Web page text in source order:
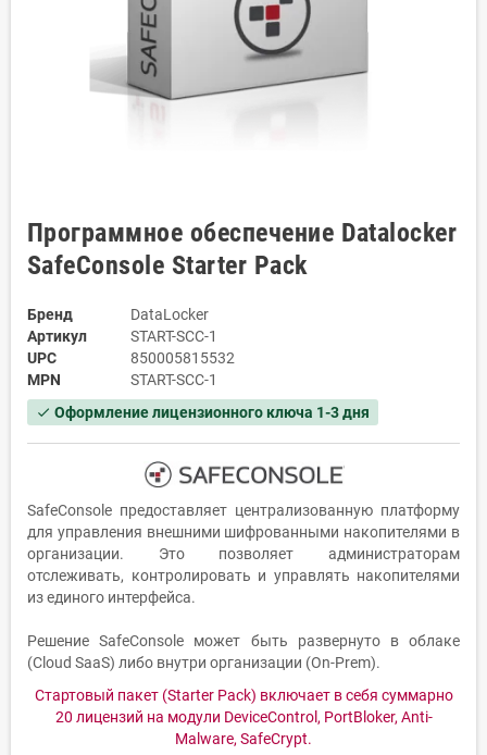
Программное обеспечение Datalocker
SafeConsole Starter Pack
Бренд
DataLocker
Артикул
START-SCC-1
UPC
850005815532
MPN
START-SCC-1
check Оформление лицензионного ключа 1-3 дня
SafeConsole предоставляет централизованную платформу
для управления внешними шифрованными накопителями в
организации. Это позволяет администраторам
отслеживать, контролировать и управлять накопителями
из единого интерфейса.
Решение SafeConsole может быть развернуто в облаке
(Cloud SaaS) либо внутри организации (On-Prem).
Стартовый пакет (Starter Pack) включает в себя суммарно
20 лицензий на модули DeviceControl, PortBloker, Anti-
Malware, SafeCrypt.